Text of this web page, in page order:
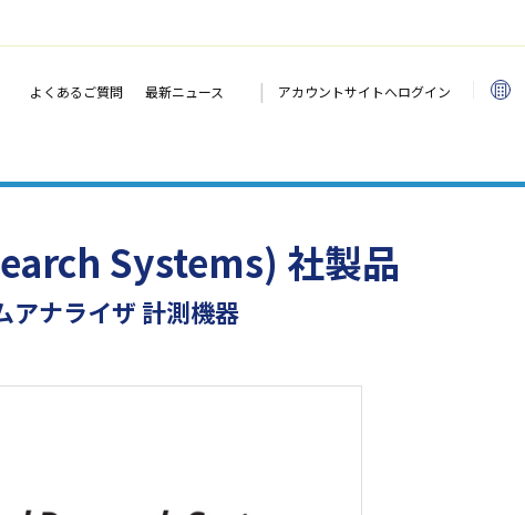
よくあるご質問 最新ニュース | アカウントサイトへログイン
Systems) 社製品
アナライザ 計測機器